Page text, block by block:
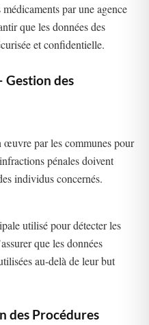
par une agence
que les données des
et confidentielle.
Gestion des
œuvre par les communes pour
pénales doivent
individus concernés.
utilisé pour détecter les
que les données
au-delà de leur but
des Procédures